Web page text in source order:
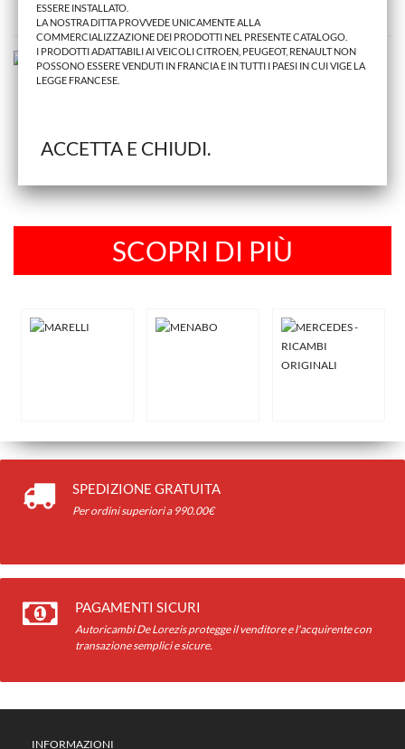
SCOPRI DI PIÙ
SPEDIZIONE GRATUITA
Per ordini superiori a 990.00€
PAGAMENTI SICURI
Autoricambi De Lorezis protegge il venditore e l'acquirente con
transazione semplici e sicure.
INFORMAZIONI
ESSERE INSTALLATO.
LA NOSTRA DITTA PROVVEDE UNICAMENTE ALLA
COMMERCIALIZZAZIONE DEI PRODOTTI NEL PRESENTE CATALOGO.
I PRODOTTI ADATTABILI AI VEICOLI CITROEN, PEUGEOT, RENAULT NON
POSSONO ESSERE VENDUTI IN FRANCIA E IN TUTTI I PAESI IN CUI VIGE LA
LEGGE FRANCESE.
ACCETTA E CHIUDI.